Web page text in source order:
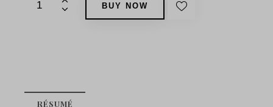
BUY NOW
RÉSUMÉ